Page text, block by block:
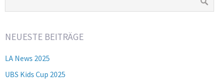
NEUESTE BEITRÄGE
LA News 2025
UBS Kids Cup 2025